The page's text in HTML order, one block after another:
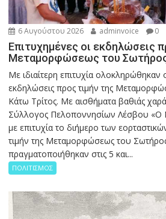
6 Αυγούστου 2026 adminvoice 0
Επιτυχημένες οι εκδηλώσεις
Μεταμορφώσεως του
Με ιδιαίτερη επιτυχία ολοκληρώθηκαν
εκδηλώσεις προς τιμήν της
Κάτω Τρίτος. Με αισθήματα βαθιάς
Σύλλογος Πελοποννησίων Λέσβου «Ο
με επιτυχία το διήμερο των
τιμήν της Μεταμορφώσεως του
πραγματοποιήθηκαν στις 5 και...
ΠΟΛΙΤΙΣΜΟΣ